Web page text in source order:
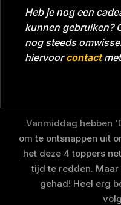
Heb je nog een
kunnen gebruiken?
nog steeds
hiervoorcontact
Tijd Bijna gehaald
Room
Vanmiddag hebben
om te ontsnappen uit
het deze 4 toppers
tijd te redden.
gehad! Heel erg